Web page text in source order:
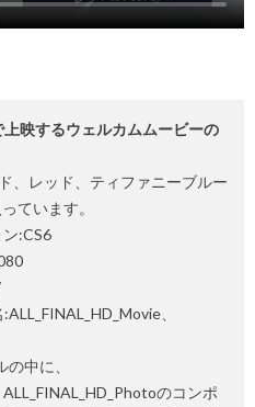
映するウェルカムムービーの
、レッド、ティファニーブルー
ています。
:CS6
、
中に、
のコンポ